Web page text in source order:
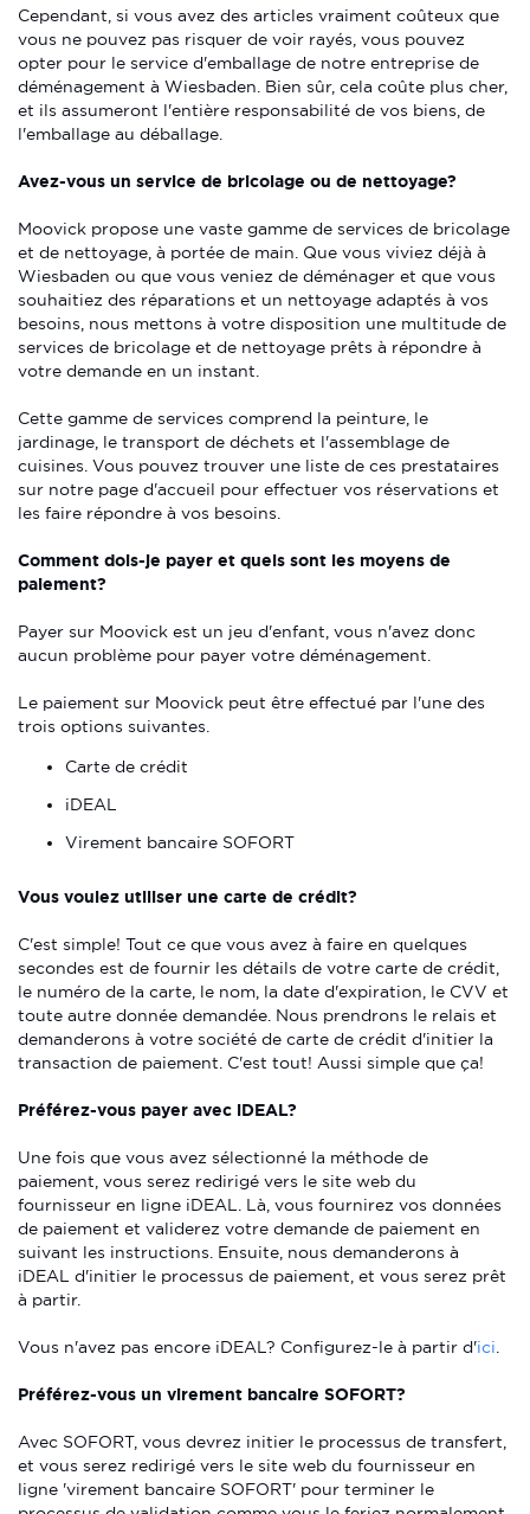
Cependant, si vous avez des articles vraiment coûteux que
vous ne pouvez pas risquer de voir rayés, vous pouvez
opter pour le service d'emballage de notre entreprise de
déménagement à Wiesbaden. Bien sûr, cela coûte plus cher,
et ils assumeront l'entière responsabilité de vos biens, de
l'emballage au déballage.
Avez-vous un service de bricolage ou de nettoyage?
Moovick propose une vaste gamme de services de bricolage
et de nettoyage, à portée de main. Que vous viviez déjà à
Wiesbaden ou que vous veniez de déménager et que vous
souhaitiez des réparations et un nettoyage adaptés à vos
besoins, nous mettons à votre disposition une multitude de
services de bricolage et de nettoyage prêts à répondre à
votre demande en un instant.
Cette gamme de services comprend la peinture, le
jardinage, le transport de déchets et l'assemblage de
cuisines. Vous pouvez trouver une liste de ces prestataires
sur notre page d'accueil pour effectuer vos réservations et
les faire répondre à vos besoins.
Comment dois-je payer et quels sont les moyens de
paiement?
Payer sur Moovick est un jeu d'enfant, vous n'avez donc
aucun problème pour payer votre déménagement.
Le paiement sur Moovick peut être effectué par l'une des
trois options suivantes.
Carte de crédit
iDEAL
Virement bancaire SOFORT
Vous voulez utiliser une carte de crédit?
C'est simple! Tout ce que vous avez à faire en quelques
secondes est de fournir les détails de votre carte de crédit,
le numéro de la carte, le nom, la date d'expiration, le CVV et
toute autre donnée demandée. Nous prendrons le relais et
demanderons à votre société de carte de crédit d'initier la
transaction de paiement. C'est tout! Aussi simple que ça!
Préférez-vous payer avec iDEAL?
Une fois que vous avez sélectionné la méthode de
paiement, vous serez redirigé vers le site web du
fournisseur en ligne iDEAL. Là, vous fournirez vos données
de paiement et validerez votre demande de paiement en
suivant les instructions. Ensuite, nous demanderons à
iDEAL d'initier le processus de paiement, et vous serez prêt
à partir.
Vous n'avez pas encore iDEAL? Configurez-le à partir d'ici
Préférez-vous un virement bancaire SOFORT?
Avec SOFORT, vous devrez initier le processus de transfert,
et vous serez redirigé vers le site web du fournisseur en
ligne 'virement bancaire SOFORT' pour terminer le